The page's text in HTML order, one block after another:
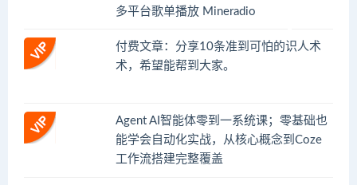
多平台歌单播放 Mineradio
付费文章：分享10条准到可怕的识人术
术，希望能帮到大家。
Agent AI智能体零到一系统课；零基础也
能学会自动化实战，从核心概念到Coze
工作流搭建完整覆盖